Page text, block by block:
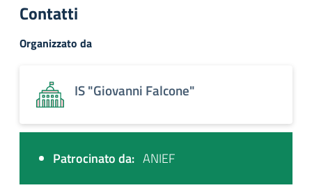
Contatti
Organizzato da
IS "Giovanni Falcone"
Patrocinato da: ANIEF